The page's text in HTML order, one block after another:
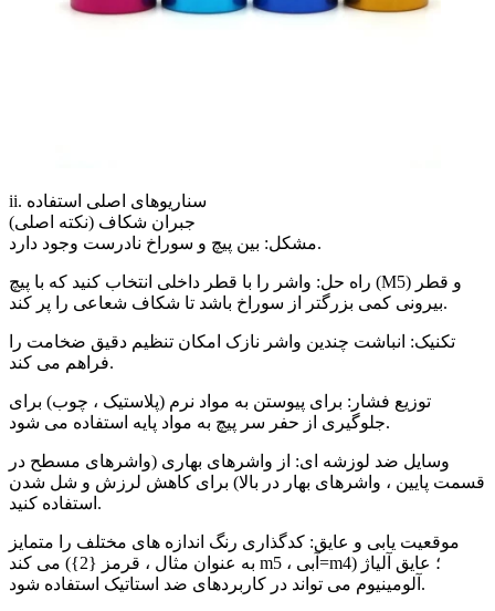
ii. سناریوهای اصلی استفاده
جبران شکاف (نکته اصلی)
مشکل: بین پیچ و سوراخ نادرست وجود دارد.
راه حل: واشر را با قطر داخلی انتخاب کنید که با پیچ (M5) و قطر
بیرونی کمی بزرگتر از سوراخ باشد تا شکاف شعاعی را پر کند.
تکنیک: انباشت چندین واشر نازک امکان تنظیم دقیق ضخامت را
فراهم می کند.
توزیع فشار: برای پیوستن به مواد نرم (پلاستیک ، چوب) برای
جلوگیری از حفر سر پیچ به مواد پایه استفاده می شود.
وسایل ضد لوزشه ای: از واشرهای بهاری (واشرهای مسطح در
قسمت پایین ، واشرهای بهار در بالا) برای کاهش لرزش و شل شدن
استفاده کنید.
موقعیت یابی و عایق: کدگذاری رنگ اندازه های مختلف را متمایز
می کند (به عنوان مثال ، قرمز {2} m5 ، آبی=m4) ؛ عایق آلیاژ
آلومینیوم می تواند در کاربردهای ضد استاتیک استفاده شود.